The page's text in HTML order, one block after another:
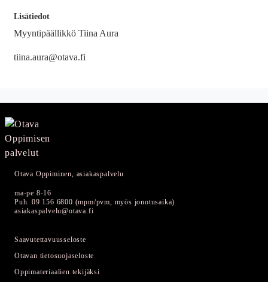
Lisätiedot
Myyntipäällikkö Tiina Aura
tiina.aura@otava.fi
Otava Oppiminen, asiakaspalvelu
ma-pe 8-16
Puh. 09 156 6800 (mpm/pvm, myös jonotusaika)
asiakaspalvelu@otava.fi
Saavutettavuusseloste
Otavan tietosuojaseloste
Oppimateriaalien tekijäksi